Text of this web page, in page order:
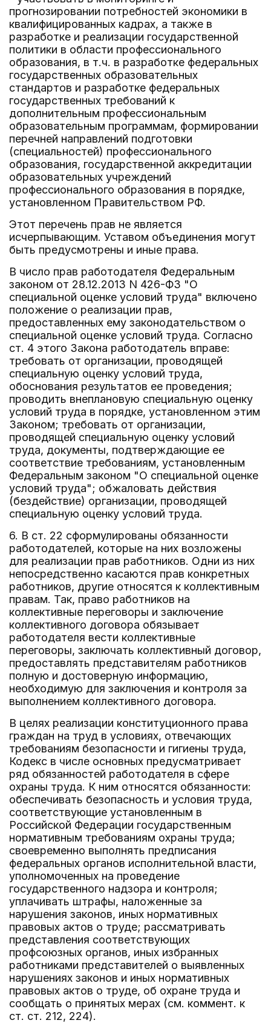
прогнозировании потребностей экономики в
квалифицированных кадрах, а также в
разработке и реализации государственной
политики в области профессионального
образования, в т.ч. в разработке федеральных
государственных образовательных
стандартов и разработке федеральных
государственных требований к
дополнительным профессиональным
образовательным программам, формировании
перечней направлений подготовки
(специальностей) профессионального
образования, государственной аккредитации
образовательных учреждений
профессионального образования в порядке,
установленном Правительством РФ.
Этот перечень прав не является
исчерпывающим. Уставом объединения могут
быть предусмотрены и иные права.
В число прав работодателя Федеральным
законом от 28.12.2013 N 426-ФЗ "О
специальной оценке условий труда" включено
положение о реализации прав,
предоставленных ему законодательством о
специальной оценке условий труда. Согласно
ст. 4 этого Закона работодатель вправе:
требовать от организации, проводящей
специальную оценку условий труда,
обоснования результатов ее проведения;
проводить внеплановую специальную оценку
условий труда в порядке, установленном этим
Законом; требовать от организации,
проводящей специальную оценку условий
труда, документы, подтверждающие ее
соответствие требованиям, установленным
Федеральным законом "О специальной оценке
условий труда"; обжаловать действия
(бездействие) организации, проводящей
специальную оценку условий труда.
6. В ст. 22 сформулированы обязанности
работодателей, которые на них возложены
для реализации прав работников. Одни из них
непосредственно касаются прав конкретных
работников, другие относятся к коллективным
правам. Так, право работников на
коллективные переговоры и заключение
коллективного договора обязывает
работодателя вести коллективные
переговоры, заключать коллективный договор,
предоставлять представителям работников
полную и достоверную информацию,
необходимую для заключения и контроля за
выполнением коллективного договора.
В целях реализации конституционного права
граждан на труд в условиях, отвечающих
требованиям безопасности и гигиены труда,
Кодекс в числе основных предусматривает
ряд обязанностей работодателя в сфере
охраны труда. К ним относятся обязанности:
обеспечивать безопасность и условия труда,
соответствующие установленным в
Российской Федерации государственным
нормативным требованиям охраны труда;
своевременно выполнять предписания
федеральных органов исполнительной власти,
уполномоченных на проведение
государственного надзора и контроля;
уплачивать штрафы, наложенные за
нарушения законов, иных нормативных
правовых актов о труде; рассматривать
представления соответствующих
профсоюзных органов, иных избранных
работниками представителей о выявленных
нарушениях законов и иных нормативных
правовых актов о труде, об охране труда и
сообщать о принятых мерах (см. коммент. к
ст. ст. 212, 224).